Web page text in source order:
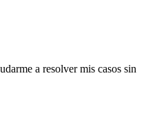
a resolver mis casos sin